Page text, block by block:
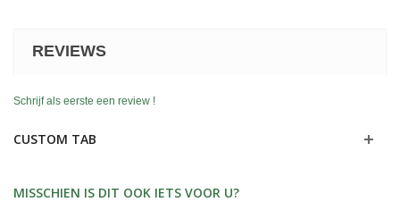
REVIEWS
Schrijf als eerste een review !
CUSTOM TAB
MISSCHIEN IS DIT OOK IETS VOOR U?